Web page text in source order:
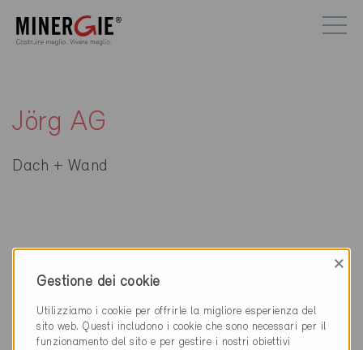
Jörg AG
Dach + Wand
Jörg AG
Dach + Wand
Lorraineweg 9
Gestione dei cookie
×
Utilizziamo i cookie per offrirle la migliore esperienza del
sito web. Questi includono i cookie che sono necessari per il
funzionamento del sito e per gestire i nostri obiettivi